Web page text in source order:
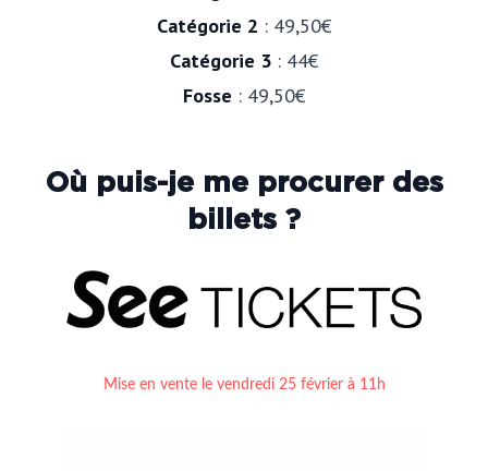
Catégorie 2 : 49,50€
Catégorie 3 : 44€
Fosse : 49,50€
Où puis-je me procurer des
billets ?
Mise en vente le vendredi 25 février à 11h